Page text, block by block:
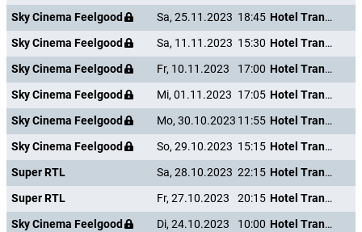
Sky Cinema Feelgood
Sa, 25.11.2023 18:45
Hotel Transsilvanien 2
Sky Cinema Feelgood
Sa, 11.11.2023 15:30
Hotel Transsilvanien 2
Sky Cinema Feelgood
Fr, 10.11.2023 17:00
Hotel Transsilvanien 2
Sky Cinema Feelgood
Mi, 01.11.2023 17:05
Hotel Transsilvanien 2
Sky Cinema Feelgood
Mo, 30.10.2023 11:55
Hotel Transsilvanien 2
Sky Cinema Feelgood
So, 29.10.2023 15:15
Hotel Transsilvanien 2
Super RTL
Sa, 28.10.2023 22:15
Hotel Transsilvanien 2
Super RTL
Fr, 27.10.2023 20:15
Hotel Transsilvanien 2
Sky Cinema Feelgood
Di, 24.10.2023 10:00
Hotel Transsilvanien 2